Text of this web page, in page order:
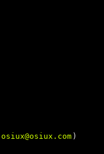
osiux@osiux.com )